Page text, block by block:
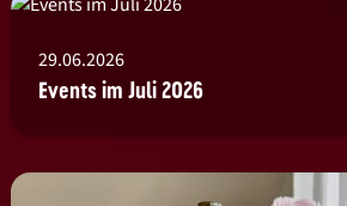
29.06.2026
Events im Juli 2026